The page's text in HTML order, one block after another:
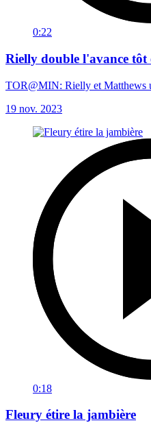
0:22
Rielly double l'avance tôt
TOR@MIN: Rielly et Matthews
19 nov. 2023
0:18
Fleury étire la jambière